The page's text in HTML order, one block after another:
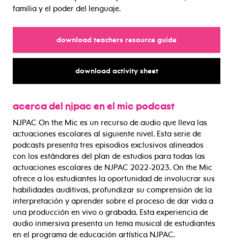
familia y el poder del lenguaje.
download teachers resource guidefor
download activity sheetfor
acerca del njpac en el mic podcast
NJPAC On the Mic es un recurso de audio que lleva las
actuaciones escolares al siguiente nivel. Esta serie de
podcasts presenta tres episodios exclusivos alineados
con los estándares del plan de estudios para todas las
actuaciones escolares de NJPAC 2022-2023. On the Mic
ofrece a los estudiantes la oportunidad de involucrar sus
habilidades auditivas, profundizar su comprensión de la
interpretación y aprender sobre el proceso de dar vida a
una producción en vivo o grabada. Esta experiencia de
audio inmersiva presenta un tema musical de estudiantes
en el programa de educación artística NJPAC.